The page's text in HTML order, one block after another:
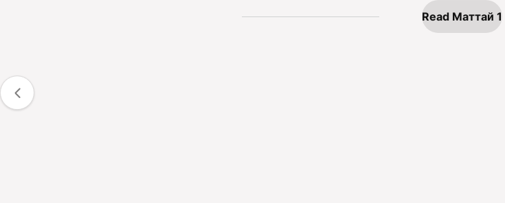
Read Маттай 1